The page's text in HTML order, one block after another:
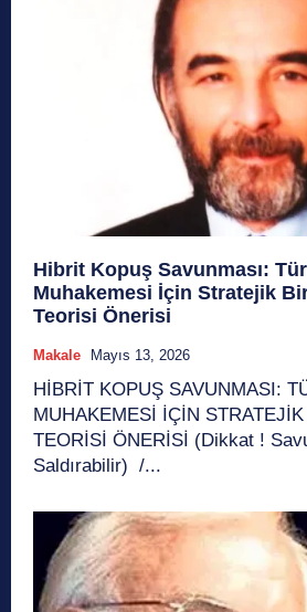
Hibrit Kopuş Savunması:
Muhakemesi İçin Stratejik
Teorisi Önerisi
Makale Mayıs 13, 2026
HİBRİT KOPUŞ SAVUNMASI:
MUHAKEMESİ İÇİN
TEORİSİ ÖNERİSİ (Dikkat !
Saldırabilir) /...